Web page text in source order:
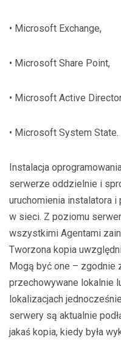
• Microsoft Exchange,
• Microsoft Share Point,
• Microsoft Active
• Microsoft System State.
Instalacja
serwerze oddzielnie i
uruchomienia instalatora
w sieci. Z poziomu
wszystkimi Agentami
Tworzona kopia
Mogą być one – zgodnie
przechowywane lokalnie
lokalizacjach
serwery są aktualnie
jakaś kopia, kiedy była